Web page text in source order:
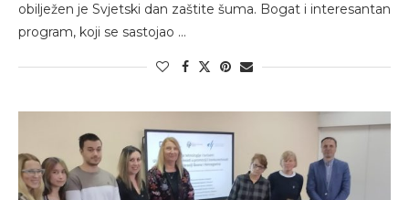
obilježen je Svjetski dan zaštite šuma. Bogat i interesantan
program, koji se sastojao …